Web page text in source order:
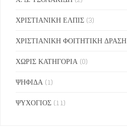
ΧΡΙΣΤΙΑΝΙΚΗ ΕΛΠΙΣ (3)
ΧΡΙΣΤΙΑΝΙΚΗ ΦΟΙΤΗΤΙΚΗ ΔΡΑΣΗ
ΧΩΡΙΣ ΚΑΤΗΓΟΡΙΑ (0)
ΨΗΦΙΔΑ (1)
ΨΥΧΟΓΙΟΣ (11)